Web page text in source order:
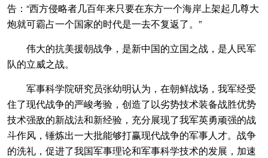
告：“西方侵略者几百年来只要在东方一个海岸上架起几尊大
炮就可霸占一个国家的时代是一去不复返了。”
伟大的抗美援朝战争，是新中国的立国之战，是人民军
队的立威之战。
军事科学院研究员张幼明认为，在朝鲜战场，我军经受
住了现代战争的严峻考验，创造了以劣势技术装备战胜优势
技术强敌的新战法和新经验，充分展现了我军英勇顽强的战
斗作风，锤炼出一大批能够打赢现代战争的军事人才。战争
的洗礼，促进了我国军事理论和军事科学技术的发展，加速